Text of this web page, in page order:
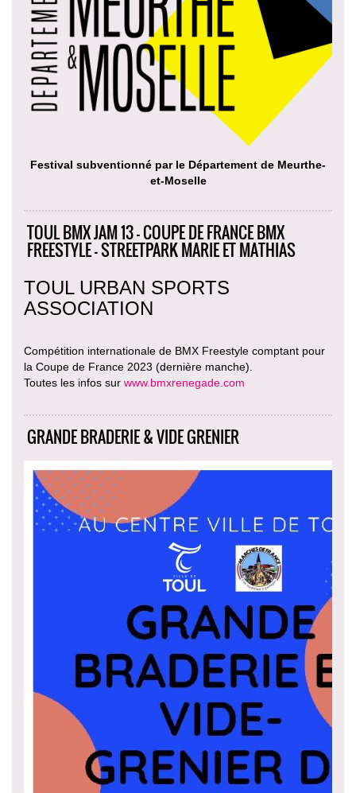
Festival subventionné par le Département de Meurthe-
et-Moselle
TOUL BMX JAM 13 - COUPE DE FRANCE BMX
FREESTYLE - STREETPARK MARIE ET MATHIAS
TOUL URBAN SPORTS
ASSOCIATION
Compétition internationale de BMX Freestyle comptant pour
la Coupe de France 2023 (dernière manche).
Toutes les infos sur www.bmxrenegade.com
GRANDE BRADERIE & VIDE GRENIER